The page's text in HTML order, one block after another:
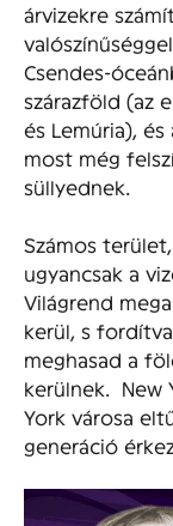
árvizekre
Csendes-
szárazföld (az
és Lemúria),
most még
süllyednek.
Számos
ugyancsak a
Világrend
kerül, s
meghasad a
kerülnek. New
York városa
generáció